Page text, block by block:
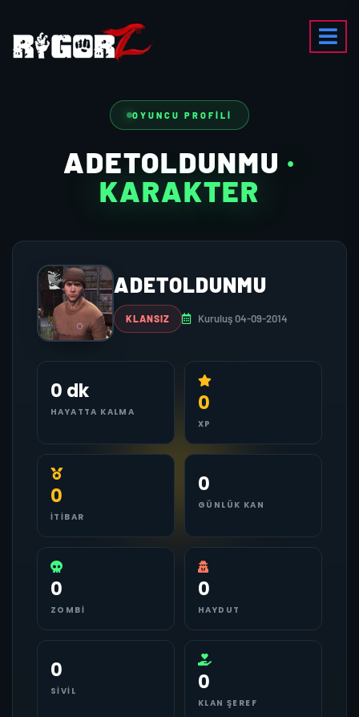
OYUNCU PROFILI
ADETOLDUNMU ·
KARAKTER
ADETOLDUNMU
KLANSIZ Kuruluş 04-09-2014
0 dk
HAYATTA KALMA 0
XP
0
İTIBAR
0
GÜNLÜK KAN
0
ZOMBI
0
HAYDUT
0
SIVIL 0
KLAN ŞEREF